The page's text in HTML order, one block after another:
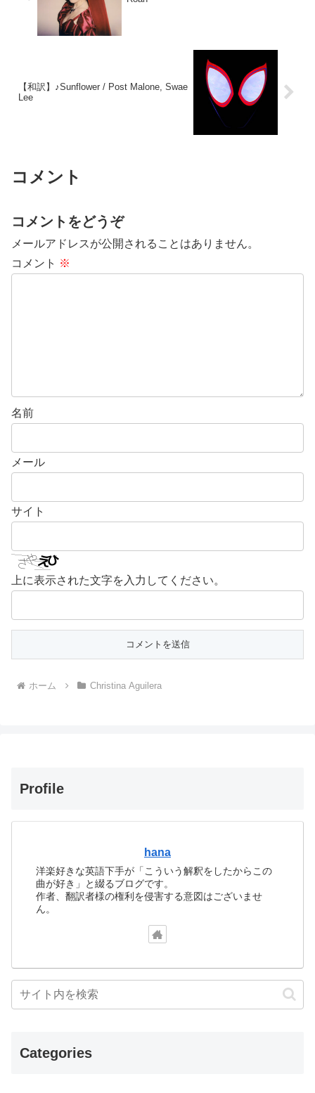
【和訳】♪Sunflower / Post Malone, Swae
Lee
コメント
コメントをどうぞ
メールアドレスが公開されることはありません。
コメント ※
名前
メール
サイト
上に表示された文字を入力してください。
ホーム Christina Aguilera
Profile
hana
洋楽好きな英語下手が「こういう解釈をしたからこの
曲が好き」と綴るブログです。
作者、翻訳者様の権利を侵害する意図はございませ
ん。
Categories